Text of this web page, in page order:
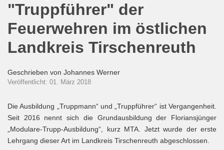
"Truppführer" der
Feuerwehren im östlichen
Landkreis Tirschenreuth
Geschrieben von Johannes Werner
Veröffentlicht: 01. März 2018
Die Ausbildung „Truppmann“ und „Truppführer“ ist Vergangenheit.
Seit 2016 nennt sich die Grundausbildung der Floriansjünger
„Modulare-Trupp-Ausbildung“, kurz MTA. Jetzt wurde der erste
Lehrgang dieser Art im Landkreis Tirschenreuth abgeschlossen.